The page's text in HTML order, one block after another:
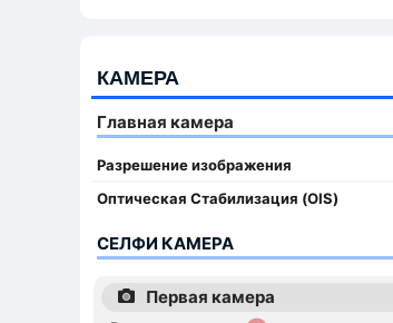
КАМЕРА
Главная камера
Разрешение изображения
Оптическая Стабилизация (OIS)
СЕЛФИ КАМЕРА
Первая камера